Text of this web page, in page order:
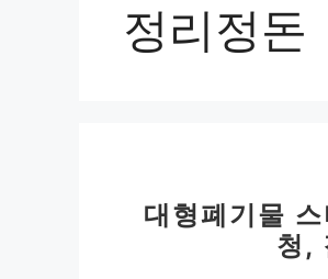
정리정돈
대형폐기물
청,